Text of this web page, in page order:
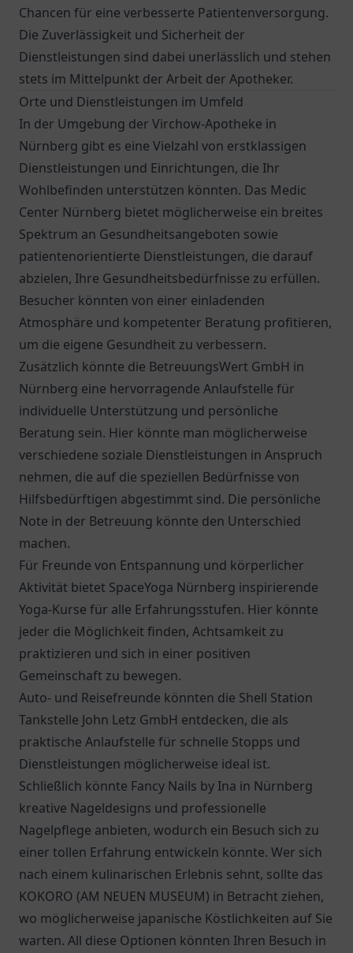
Chancen für eine verbesserte Patientenversorgung.
Die Zuverlässigkeit und Sicherheit der
Dienstleistungen sind dabei unerlässlich und stehen
stets im Mittelpunkt der Arbeit der Apotheker.
Orte und Dienstleistungen im Umfeld
In der Umgebung der Virchow-Apotheke in
Nürnberg gibt es eine Vielzahl von erstklassigen
Dienstleistungen und Einrichtungen, die Ihr
Wohlbefinden unterstützen könnten. Das Medic
Center Nürnberg bietet möglicherweise ein breites
Spektrum an Gesundheitsangeboten sowie
patientenorientierte Dienstleistungen, die darauf
abzielen, Ihre Gesundheitsbedürfnisse zu erfüllen.
Besucher könnten von einer einladenden
Atmosphäre und kompetenter Beratung profitieren,
um die eigene Gesundheit zu verbessern.
Zusätzlich könnte die BetreuungsWert GmbH in
Nürnberg eine hervorragende Anlaufstelle für
individuelle Unterstützung und persönliche
Beratung sein. Hier könnte man möglicherweise
verschiedene soziale Dienstleistungen in Anspruch
nehmen, die auf die speziellen Bedürfnisse von
Hilfsbedürftigen abgestimmt sind. Die persönliche
Note in der Betreuung könnte den Unterschied
machen.
Für Freunde von Entspannung und körperlicher
Aktivität bietet SpaceYoga Nürnberg inspirierende
Yoga-Kurse für alle Erfahrungsstufen. Hier könnte
jeder die Möglichkeit finden, Achtsamkeit zu
praktizieren und sich in einer positiven
Gemeinschaft zu bewegen.
Auto- und Reisefreunde könnten die Shell Station
Tankstelle John Letz GmbH entdecken, die als
praktische Anlaufstelle für schnelle Stopps und
Dienstleistungen möglicherweise ideal ist.
Schließlich könnte Fancy Nails by Ina in Nürnberg
kreative Nageldesigns und professionelle
Nagelpflege anbieten, wodurch ein Besuch sich zu
einer tollen Erfahrung entwickeln könnte. Wer sich
nach einem kulinarischen Erlebnis sehnt, sollte das
KOKORO (AM NEUEN MUSEUM) in Betracht ziehen,
wo möglicherweise japanische Köstlichkeiten auf Sie
warten. All diese Optionen könnten Ihren Besuch in